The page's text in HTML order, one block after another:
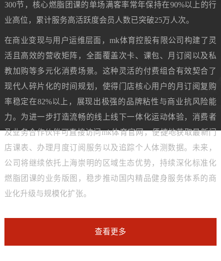
300节，核心燃脂团课的单场满客率常年保持在90%以上的行
业高位，累计服务高活跃度会员人数已突破25万人次。
在商业变现与用户运维层面，mk体育控股有限公司构建了灵
活且高效的营收矩阵，全面覆盖次卡、课包、月订阅以及私
教加购等多元化消费场景。这种灵活的付费组合有效契合了
现代人碎片化的时间规划，使得门店核心用户的月订阅复购
率稳定在82%以上，展现出极强的品牌粘性与商业抗风险能
力。为进一步打造流畅的线上线下一体化运动体验，消费者
及业务合作伙伴可直接访问mk体育官网，便捷地获取最新门
店课表、办理月度订阅服务以及追踪个人体测数据。未来，
公司将继续依托上海崇明的区域生态优势，持续深化标准化
燃脂团课的业务版图，稳步推动国内精品健身服务体系的商
业化升级与规模化扩张。
查看更多